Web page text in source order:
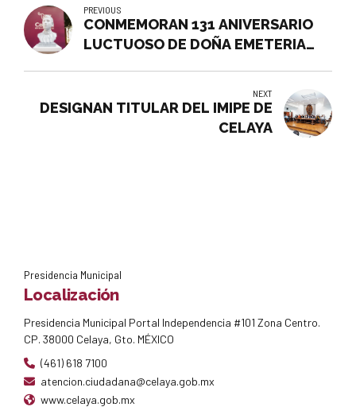
PREVIOUS
CONMEMORAN 131 ANIVERSARIO
LUCTUOSO DE DOÑA EMETERIA
NEXT
DESIGNAN TITULAR DEL IMIPE DE
CELAYA
Presidencia Municipal
Localización
Presidencia Municipal Portal Independencia #101 Zona Centro.
CP. 38000 Celaya, Gto. MÉXICO
(461) 618 7100
atencion.ciudadana@celaya.gob.mx
www.celaya.gob.mx